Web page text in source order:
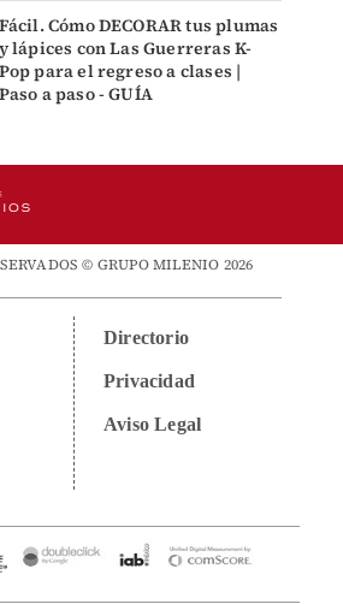
Fácil. Cómo DECORAR tus plumas
y lápices con Las Guerreras K-
Pop para el regreso a clases |
Paso a paso - GUÍA
© GRUPO MILENIO 2026
Directorio
Privacidad
Aviso Legal